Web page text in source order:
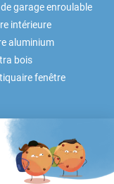
garage enroulable
intérieure
aluminium
bois
fenêtre
DEPUIS 30 ANS